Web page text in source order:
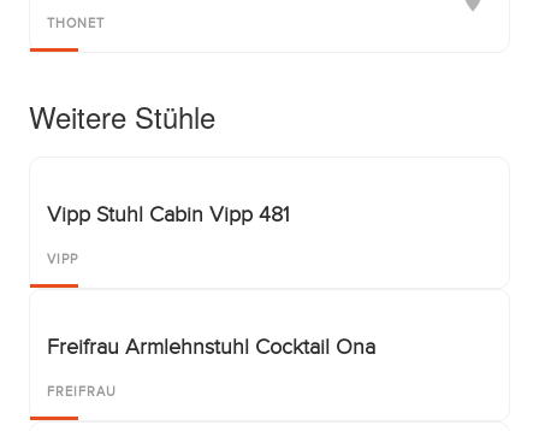
THONET
Weitere Stühle
Vipp Stuhl Cabin Vipp 481
VIPP
Freifrau Armlehnstuhl Cocktail Ona
FREIFRAU